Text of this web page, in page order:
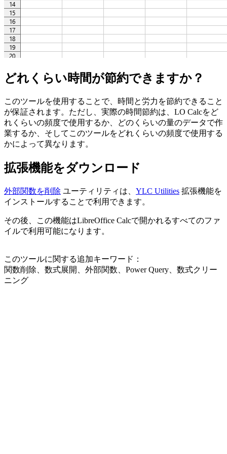
どれくらい時間が節約できますか？
このツールを使用することで、時間と労力を節約できること
が保証されます。ただし、実際の時間節約は、LO Calcをど
れくらいの頻度で使用するか、どのくらいの量のデータで作
業するか、そしてこのツールをどれくらいの頻度で使用する
かによって異なります。
拡張機能をダウンロード
外部関数を削除 ユーティリティは、 YLC Utilities 拡張機能を
インストールすることで利用できます。
その後、この機能はLibreOffice Calcで開かれるすべてのファ
イルで利用可能になります。
このツールに関する追加キーワード：
関数削除、数式展開、外部関数、Power Query、数式クリー
ニング